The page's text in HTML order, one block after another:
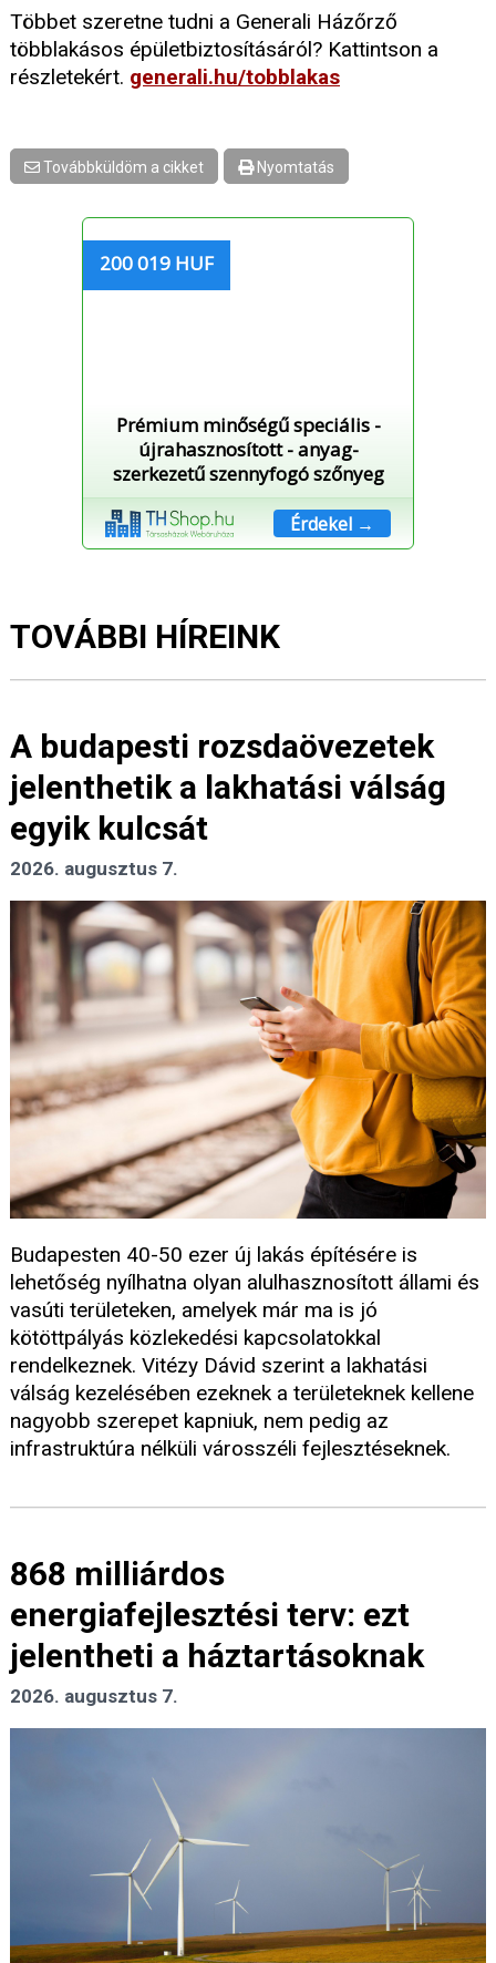
Többet szeretne tudni a Generali Házőrző
többlakásos épületbiztosításáról? Kattintson a
részletekért. generali.hu/tobblakas
Továbbküldöm a cikket Nyomtatás
200 019 HUF
Prémium minőségű speciális -
újrahasznosított - anyag-
szerkezetű szennyfogó szőnyeg
Érdekel →
TOVÁBBI HÍREINK
A budapesti rozsdaövezetek
jelenthetik a lakhatási válság
egyik kulcsát
2026. augusztus 7.
Budapesten 40-50 ezer új lakás építésére is
lehetőség nyílhatna olyan alulhasznosított állami és
vasúti területeken, amelyek már ma is jó
kötöttpályás közlekedési kapcsolatokkal
rendelkeznek. Vitézy Dávid szerint a lakhatási
válság kezelésében ezeknek a területeknek kellene
nagyobb szerepet kapniuk, nem pedig az
infrastruktúra nélküli városszéli fejlesztéseknek.
868 milliárdos
energiafejlesztési terv: ezt
jelentheti a háztartásoknak
2026. augusztus 7.